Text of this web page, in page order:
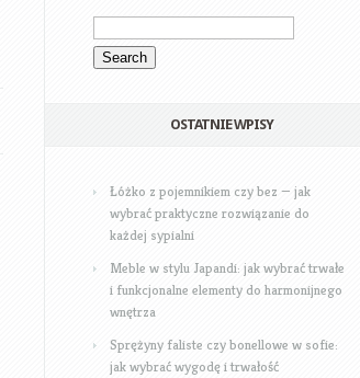
OSTATNIE WPISY
Łóżko z pojemnikiem czy bez — jak
wybrać praktyczne rozwiązanie do
każdej sypialni
Meble w stylu Japandi: jak wybrać trwałe
i funkcjonalne elementy do harmonijnego
wnętrza
Sprężyny faliste czy bonellowe w sofie:
jak wybrać wygodę i trwałość